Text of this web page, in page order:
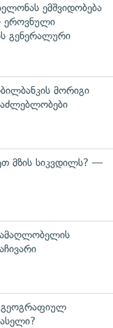
ემშვიდობება
ეროვნული
გენერალური
მორიგი
მზის სიკვდილს? —
ამაღლობელის
გეოგრაფიულ